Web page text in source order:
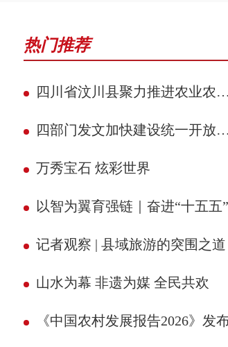
热门推荐
四川省汶川县聚力推进农业农村现代化 赋能民族地区县域典范建设攻坚见效
四部门发文加快建设统一开放的交通运输市场
万秀宝石 炫彩世界
以智为翼育强链｜奋进“十五五” 县域新征程
记者观察 | 县域旅游的突围之道
山水为幕 非遗为媒 全民共欢
《中国农村发展报告2026》发